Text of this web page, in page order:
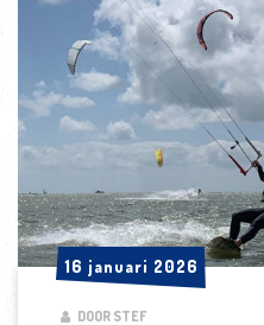
16 januari 2026
16 januari 2026
DOOR STEF